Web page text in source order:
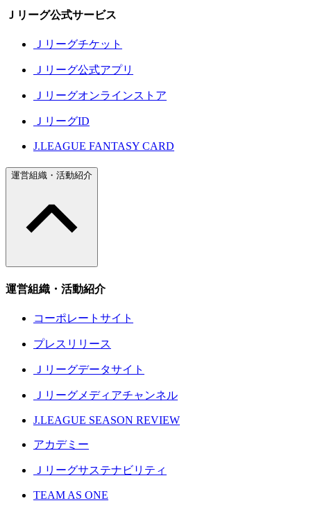
Ｊリーグ公式サービス
Ｊリーグチケット
Ｊリーグ公式アプリ
Ｊリーグオンラインストア
ＪリーグID
J.LEAGUE FANTASY CARD
運営組織・活動紹介
運営組織・活動紹介
コーポレートサイト
プレスリリース
Ｊリーグデータサイト
Ｊリーグメディアチャンネル
J.LEAGUE SEASON REVIEW
アカデミー
Ｊリーグサステナビリティ
TEAM AS ONE